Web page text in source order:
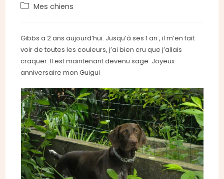
PostMes chiens
Gibbs a 2 ans aujourd’hui. Jusqu’à ses 1 an , il m’en fait
voir de toutes les couleurs, j’ai bien cru que j’allais
craquer. Il est maintenant devenu sage. Joyeux
anniversaire mon Guigui